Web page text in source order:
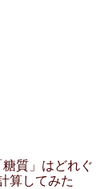
質」はどれぐ
算してみた